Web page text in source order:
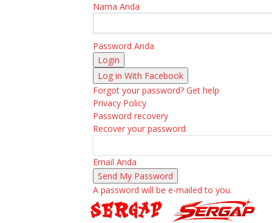
Nama Anda
Password Anda
Log in With Facebook
Forgot your password? Get help
Privacy Policy
Password recovery
Recover your password
Email Anda
A password will be e-mailed to you.